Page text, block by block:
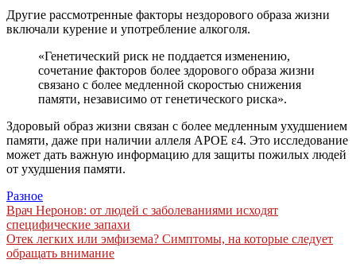
Другие рассмотренные факторы нездорового образа жизни
включали курение и употребление алкоголя.
«Генетический риск не поддается изменению,
сочетание факторов более здорового образа жизни
связано с более медленной скоростью снижения
памяти, независимо от генетического риска».
Здоровый образ жизни связан с более медленным ухудшением
памяти, даже при наличии аллеля APOE ε4. Это исследование
может дать важную информацию для защиты пожилых людей
от ухудшения памяти.
Разное
Навигация
по
записям
Врач Неронов: от людей с заболеваниями исходят
специфические запахи
Отек легких или эмфизема? Cимптомы, на которые следует
обращать внимание